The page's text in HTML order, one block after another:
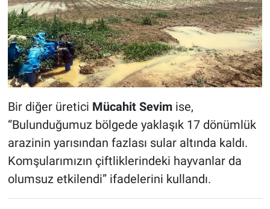
Bir diğer üretici Mücahit Sevimise,
“Bulunduğumuz bölgede yaklaşık 17 dönümlük
arazinin yarısından fazlası sular altında kaldı.
Komşularımızın çiftliklerindeki hayvanlar da
olumsuz etkilendi” ifadelerini kullandı.